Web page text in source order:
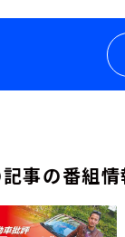
事の番組情